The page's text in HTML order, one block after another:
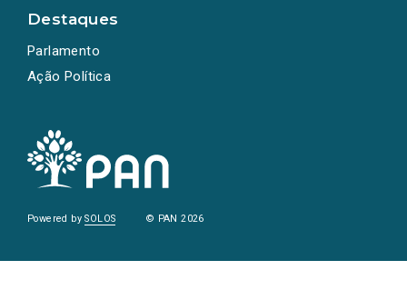
Destaques
Parlamento
Ação Política
Powered bySOLOS © PAN 2026